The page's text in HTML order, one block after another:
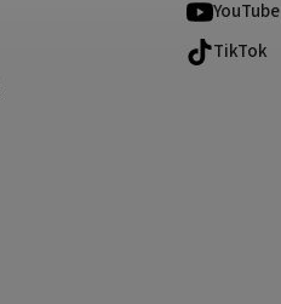
YouTube
TikTok